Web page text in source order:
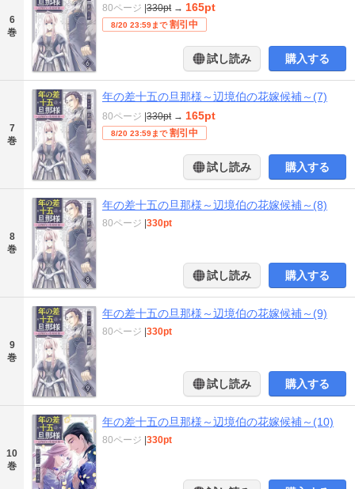
6
巻
80ページ 330pt → 165pt
8/20 23:59まで 割引中
試し読み 購入する
7
巻
年の差十五の旦那様～辺境伯の花嫁候補～(7)
80ページ 330pt → 165pt
8/20 23:59まで 割引中
試し読み 購入する
8
巻
年の差十五の旦那様～辺境伯の花嫁候補～(8)
80ページ 330pt
試し読み 購入する
9
巻
年の差十五の旦那様～辺境伯の花嫁候補～(9)
80ページ 330pt
試し読み 購入する
10
巻
年の差十五の旦那様～辺境伯の花嫁候補～(10)
80ページ 330pt